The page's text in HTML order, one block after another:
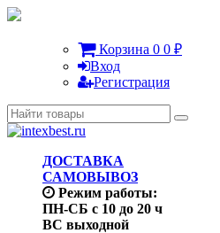
Корзина 0 0 ₽
Вход
Регистрация
ДОСТАВКА
САМОВЫВОЗ
Режим работы:
ПН-СБ с 10 до 20 ч
ВС выходной